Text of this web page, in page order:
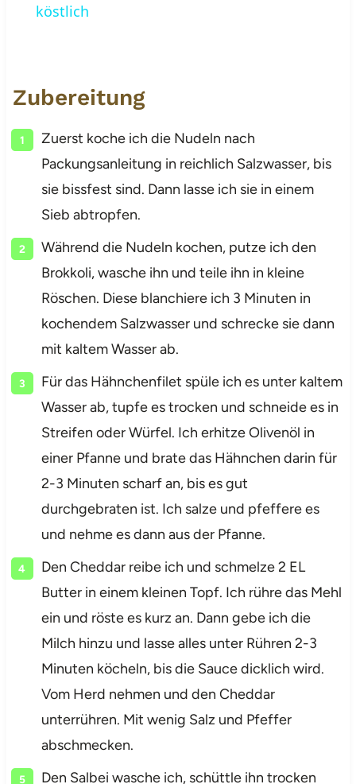
köstlich
Zubereitung
Zuerst koche ich die Nudeln nach
Packungsanleitung in reichlich Salzwasser, bis
sie bissfest sind. Dann lasse ich sie in einem
Sieb abtropfen.
Während die Nudeln kochen, putze ich den
Brokkoli, wasche ihn und teile ihn in kleine
Röschen. Diese blanchiere ich 3 Minuten in
kochendem Salzwasser und schrecke sie dann
mit kaltem Wasser ab.
Für das Hähnchenfilet spüle ich es unter kaltem
Wasser ab, tupfe es trocken und schneide es in
Streifen oder Würfel. Ich erhitze Olivenöl in
einer Pfanne und brate das Hähnchen darin für
2-3 Minuten scharf an, bis es gut
durchgebraten ist. Ich salze und pfeffere es
und nehme es dann aus der Pfanne.
Den Cheddar reibe ich und schmelze 2 EL
Butter in einem kleinen Topf. Ich rühre das Mehl
ein und röste es kurz an. Dann gebe ich die
Milch hinzu und lasse alles unter Rühren 2-3
Minuten köcheln, bis die Sauce dicklich wird.
Vom Herd nehmen und den Cheddar
unterrühren. Mit wenig Salz und Pfeffer
abschmecken.
Den Salbei wasche ich, schüttle ihn trocken